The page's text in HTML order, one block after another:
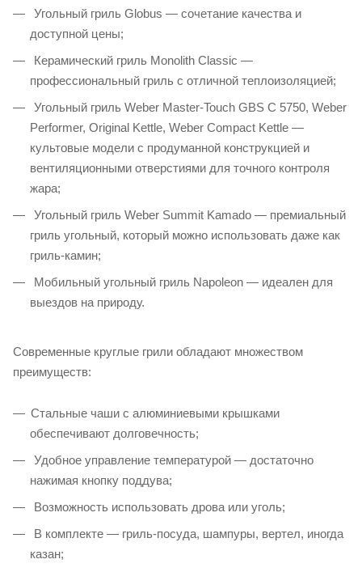
Угольный гриль Globus — сочетание качества и
доступной цены;
Керамический гриль Monolith Classic —
профессиональный гриль с отличной теплоизоляцией;
Угольный гриль Weber Master-Touch GBS C 5750, Weber
Performer, Original Kettle, Weber Compact Kettle —
культовые модели с продуманной конструкцией и
вентиляционными отверстиями для точного контроля
жара;
Угольный гриль Weber Summit Kamado — премиальный
гриль угольный, который можно использовать даже как
гриль-камин;
Мобильный угольный гриль Napoleon — идеален для
выездов на природу.
Современные круглые грили обладают множеством
преимуществ:
Стальные чаши с алюминиевыми крышками
обеспечивают долговечность;
Удобное управление температурой — достаточно
нажимая кнопку поддува;
Возможность использовать дрова или уголь;
В комплекте — гриль-посуда, шампуры, вертел, иногда
казан;